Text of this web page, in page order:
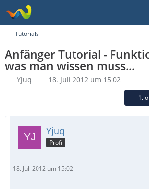
Tutorials
Anfänger Tutorial -
was man wissen muss...
Yjuq 18. Juli 2012 um 15:02
1.
Yjuq
Profi
18. Juli 2012 um 15:02